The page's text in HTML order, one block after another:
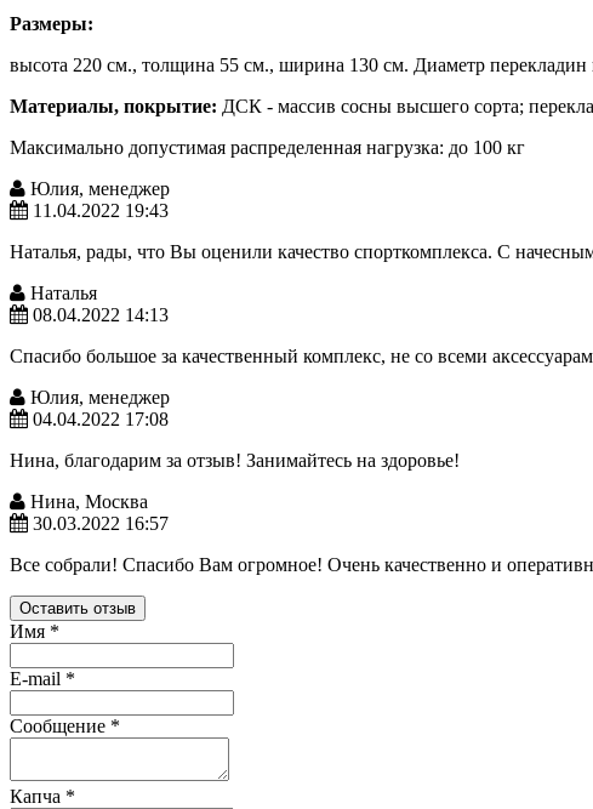
Размеры:
высота 220 см., толщина 55 см., ширина 130 см. Диаметр
Материалы, покрытие: ДСК - массив сосны высшего сорта;
Максимально допустимая распределенная нагрузка: до 100 кг
Юлия, менеджер
11.04.2022 19:43
Наталья, рады, что Вы оценили качество спорткомплекса. С
Наталья
08.04.2022 14:13
Спасибо большое за качественный комплекс, не со всеми
Юлия, менеджер
04.04.2022 17:08
Нина, благодарим за отзыв! Занимайтесь на здоровье!
Нина, Москва
30.03.2022 16:57
Все собрали! Спасибо Вам огромное! Очень качественно и
Оставить отзыв
Имя *
E-mail *
Сообщение *
Капча *